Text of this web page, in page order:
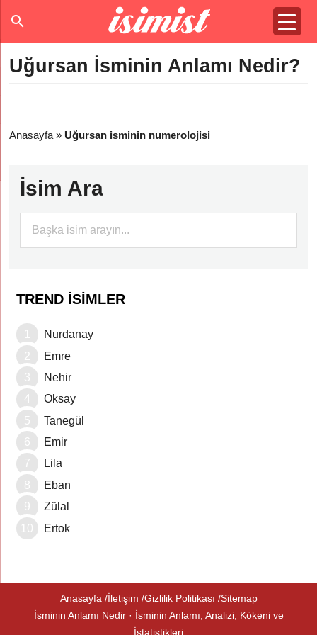
Uğursan İsminin Anlamı Nedir?
Anasayfa » Uğursan isminin numerolojisi
İsim Ara
TREND İSIMLER
Nurdanay
Emre
Nehir
Oksay
Tanegül
Emir
Lila
Eban
Zülal
Ertok
Anasayfa İletişim Gizlilik Politikası Sitemap
İsminin Anlamı Nedir · İsminin Anlamı, Analizi, Kökeni ve
İstatistikleri